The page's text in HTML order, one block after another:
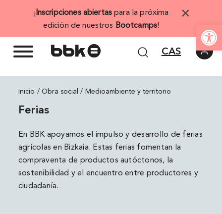
Abrir
¡ Inscripciones abiertas para la próxima
edición de nuestros Bootcamps!
×
CAS
Inicio Medioambiente y territorio
Ferias
En BBK apoyamos el impulso y desarrollo de ferias
agrícolas en Bizkaia. Estas ferias fomentan la
compraventa de productos autóctonos, la
sostenibilidad y el encuentro entre productores y
ciudadanía.